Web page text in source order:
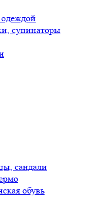
супинаторы
сандали
обувь